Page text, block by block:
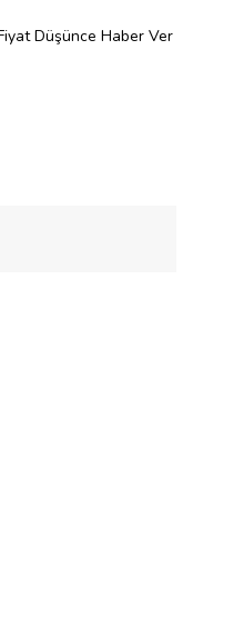
Düşünce Haber Ver